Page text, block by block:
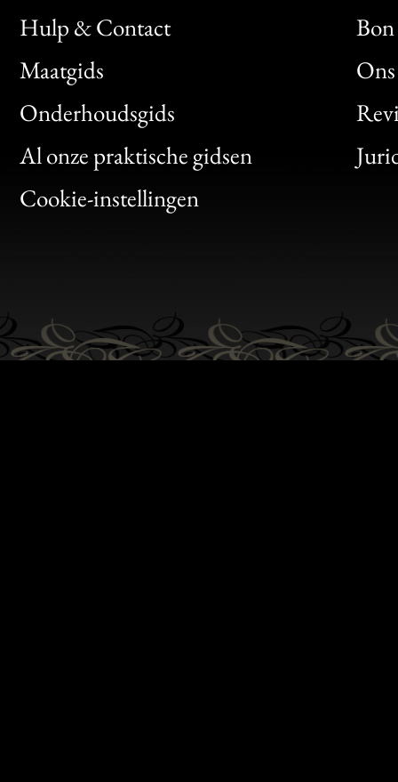
Hulp & Contact
Maatgids
Onderhoudsgids
Al onze praktische gidsen
Cookie-instellingen
Bon
Clic